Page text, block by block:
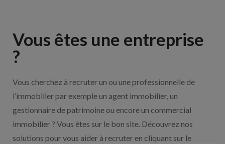
Vous êtes une entreprise
?
Vous cherchez à recruter un ou une professionnelle de
l’immobilier par exemple un agent immobilier, un
gestionnaire de patrimoine ou encore un commercial
immobilier ? Vous êtes sur le bon site. Découvrez nos
solutions pour vous aider à recruter en cliquant sur le